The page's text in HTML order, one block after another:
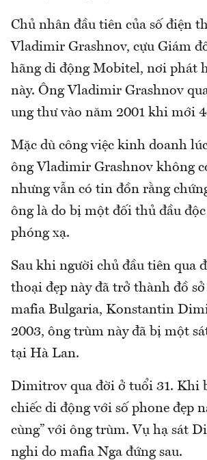
Chủ nhân đầu tiên của số điện
Vladimir Grashnov, cựu Giám
hãng di động Mobitel, nơi phát
này. Ông Vladimir Grashnov
ung thư vào năm 2001 khi mới
Mặc dù công việc kinh doanh
ông Vladimir Grashnov không
nhưng vẫn có tin đồn rằng
ông là do bị một đối thủ đầu
phóng xạ.
Sau khi người chủ đầu tiên qua
thoại đẹp này đã trở thành đồ
mafia Bulgaria, Konstantin
2003, ông trùm này đã bị một
tại Hà Lan.
Dimitrov qua đời ở tuổi 31. Khi
chiếc di động với số phone đẹp
cùng” với ông trùm. Vụ hạ sát
nghi do mafia Nga đứng sau.